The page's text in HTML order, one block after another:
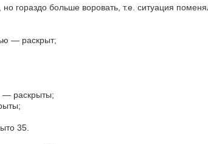
гораздо больше воровать, т.е. ситуация
— раскрыт;
— раскрыты;
35.